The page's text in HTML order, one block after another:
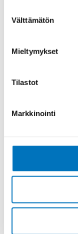
valinta
Välttämätön
Mieltymykset
Tilastot
Markkinointi